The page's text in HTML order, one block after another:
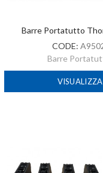
Barre Portatutto
CODE:
Barre
VISUALIZZA